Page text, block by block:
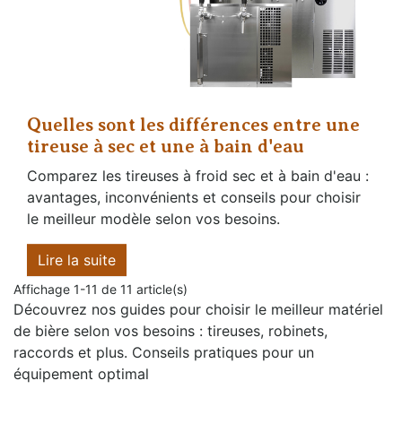
Quelles sont les différences entre une
tireuse à sec et une à bain d'eau
Comparez les tireuses à froid sec et à bain d'eau :
avantages, inconvénients et conseils pour choisir
le meilleur modèle selon vos besoins.
Lire la suite
Affichage 1-11 de 11 article(s)
Découvrez nos guides pour choisir le meilleur matériel
de bière selon vos besoins : tireuses, robinets,
raccords et plus. Conseils pratiques pour un
équipement optimal